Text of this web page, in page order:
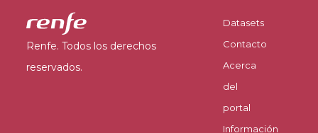
Renfe. Todos los derechos
reservados.
Datasets
Contacto
Acerca
del
portal
Información